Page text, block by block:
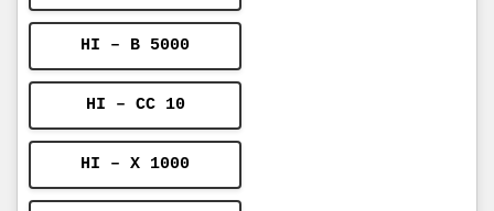
HI – B 5000
HI – CC 10
HI – X 1000